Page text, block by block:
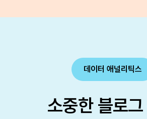
데이터 애널리틱스
소중한 블로